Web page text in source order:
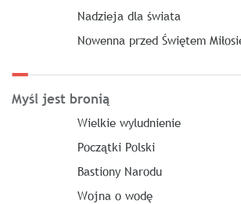
Nadzieja dla świata
Nowenna przed Świętem
Myśl jest bronią
Wielkie wyludnienie
Początki Polski
Bastiony Narodu
Wojna o wodę